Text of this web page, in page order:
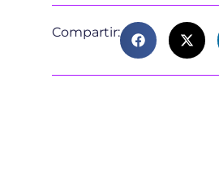
Compartir: